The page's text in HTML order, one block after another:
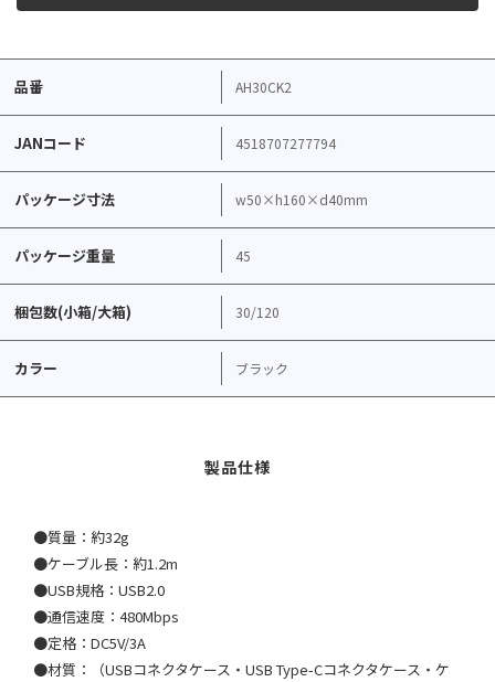
品番 AH30CK2
JANコード 4518707277794
パッケージ寸法 w50×h160×d40mm
パッケージ重量 45
梱包数(小箱/大箱) 30/120
カラー ブラック
●質量：約32g
●ケーブル長：約1.2m
●USB規格：USB2.0
●通信速度：480Mbps
●定格：DC5V/3A
●材質：（USBコネクタケース・USB Type-Cコネクタケース・ケ